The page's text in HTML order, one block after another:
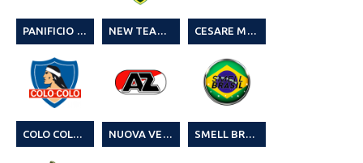
PANIFICIO F.LLI MARTEDDU NEW TEAM & PIZZERIA IL DRAGO CESARE MANCA MATERIALI EDILI